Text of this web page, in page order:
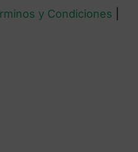
y Condiciones